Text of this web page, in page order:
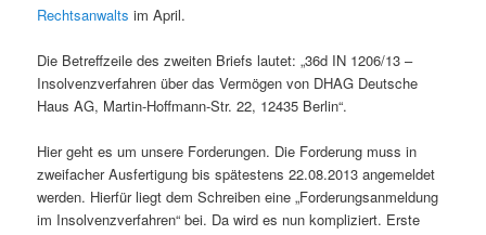
Rechtsanwalts im April.
Die Betreffzeile des zweiten Briefs lautet: „36d IN 1206/13 –
Insolvenzverfahren über das Vermögen von DHAG Deutsche
Haus AG, Martin-Hoffmann-Str. 22, 12435 Berlin“.
Hier geht es um unsere Forderungen. Die Forderung muss in
zweifacher Ausfertigung bis spätestens 22.08.2013 angemeldet
werden. Hierfür liegt dem Schreiben eine „Forderungsanmeldung
im Insolvenzverfahren“ bei. Da wird es nun kompliziert. Erste